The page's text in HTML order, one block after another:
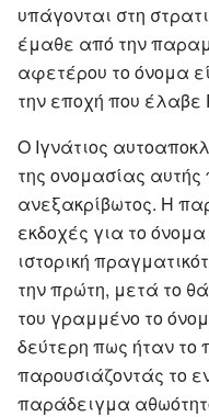
υπάγονται στη
έμαθε από την
αφετέρου το όνομα
την εποχή που έλαβε
Ο Ιγνάτιος
της ονομασίας
ανεξακρίβωτος. Η
εκδοχές για το
ιστορική
την πρώτη, μετά το
του γραμμένο το
δεύτερη πως ήταν το
παρουσιάζοντάς το
παράδειγμα